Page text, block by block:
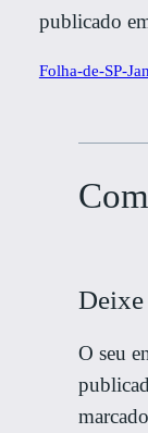
publicado
Folha-de-SP-
O seu